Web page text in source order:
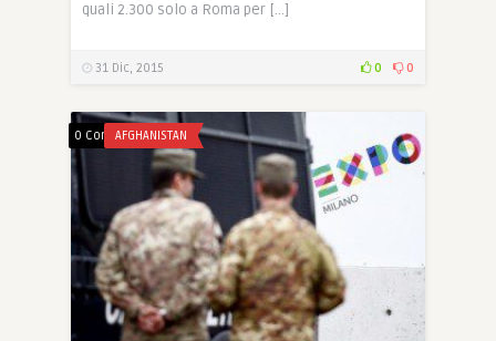
quali 2.300 solo a Roma per […]
31 Dic, 2015 0 0
0 CommentsAFGHANISTAN